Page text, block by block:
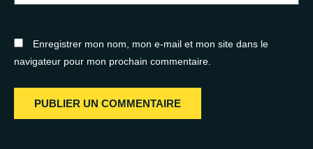
Enregistrer mon nom, mon e-mail et mon site dans le
navigateur pour mon prochain commentaire.